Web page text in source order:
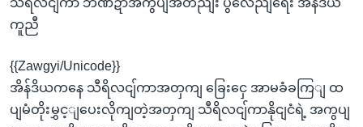
ကူညီ
{{Zawgyi/Unicode}}
အိန်ဒိယကနေ သီရိလငျ်ကာအတှကျ ခြေးငှေ အာမခံခကြျ ထ
ပျမံတိုးမွှင့ျပေးလိုကျတဲ့အတှကျ သီရိလငျ်ကာနိုငျငံရဲ့ အကွပျ